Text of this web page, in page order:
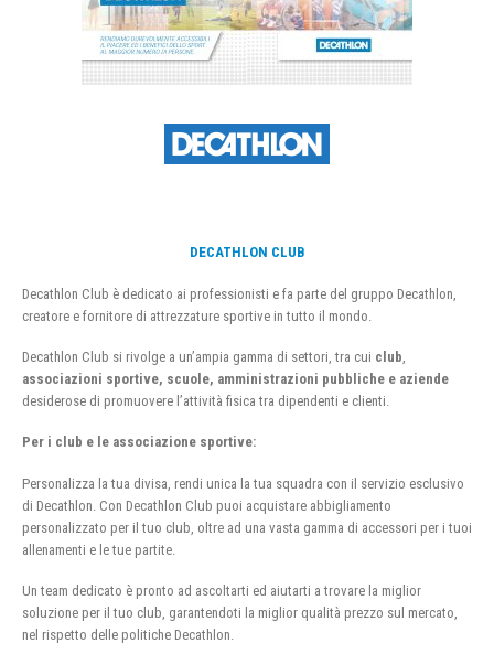
DECATHLON CLUB
Decathlon Club è dedicato ai professionisti e fa parte del gruppo Decathlon,
creatore e fornitore di attrezzature sportive in tutto il mondo.
Decathlon Club si rivolge a un’ampia gamma di settori, tra cui club
associazioni sportive, scuole, amministrazioni pubbliche e aziende
desiderose di promuovere l’attività fisica tra dipendenti e clienti.
Per i club e le associazione sportive:
Personalizza la tua divisa, rendi unica la tua squadra con il servizio esclusivo
di Decathlon. Con Decathlon Club puoi acquistare abbigliamento
personalizzato per il tuo club, oltre ad una vasta gamma di accessori per i tuoi
allenamenti e le tue partite.
Un team dedicato è pronto ad ascoltarti ed aiutarti a trovare la miglior
soluzione per il tuo club, garantendoti la miglior qualità prezzo sul mercato,
nel rispetto delle politiche Decathlon.